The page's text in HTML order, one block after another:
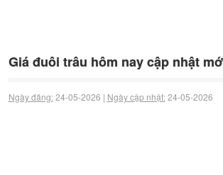
Giá đuôi trâu hôm nay cập nhật
Ngày đăng:24-05-2026 | Ngày cập nhật:24-05-2026